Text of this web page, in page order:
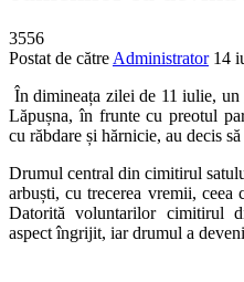
3556
Postat de către Administrator 14
În dimineața zilei de 11 iulie,
Lăpușna, în frunte cu preotul
cu răbdare și hărnicie, au decis
Drumul central din cimitirul
arbuști, cu trecerea vremii, ceea
Datorită voluntarilor cimitirul
aspect îngrijit, iar drumul a